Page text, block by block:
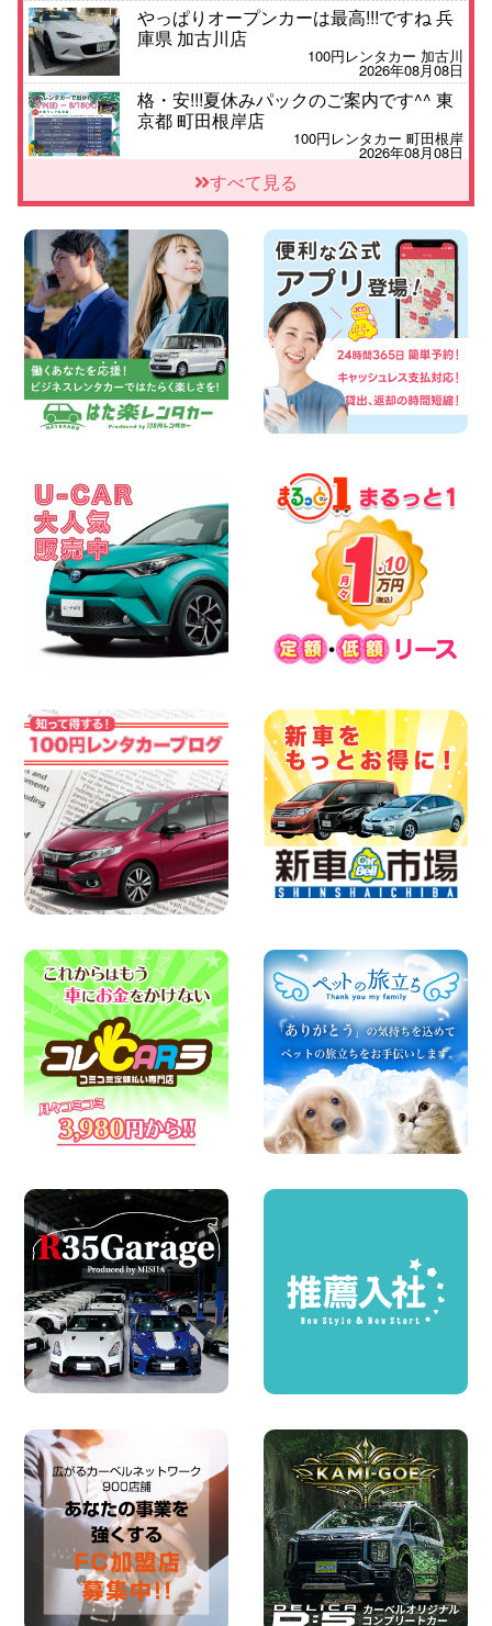
やっぱりオープンカーは最高!!!ですね 兵
庫県 加古川店
100円レンタカー 加古川
2026年08月08日
格・安!!!夏休みパックのご案内です^^ 東
京都 町田根岸店
100円レンタカー 町田根岸
2026年08月08日
「お得」お盆限定特別料金!! 兵庫県 神戸
西区枝吉店
2026年08月08日
お盆シーズン空きあり!!100円レンタカー
兵庫駅前店はミニバンも安い!! 兵庫県 兵
庫駅前店
100円レンタカー 兵庫駅前
2026年08月08日
人気の『 軽 トラック 』 ご予約はお早め
に♪ 広島県 ベイシティ宇品店
100円レンタカー ベイシティ宇品
2026年08月08日
100円レンタカー 四日市インター
2026年08月08日
横浜弥生台店限定!!夏季特別キャンペーン
のお知らせ!! 神奈川県 横浜弥生台店
100円レンタカー 横浜弥生台
2026年08月08日
2026三河安城店お盆休みご連絡 愛知県
三河安城店
100円レンタカー 三河安城
2026年08月08日
戸店
100円レンタカー 杉戸
2026年08月07日
佐渡でのドライブは安全第一!交通事故に
ご注意ください 新潟県 佐渡空港店
100円レンタカー 佐渡空港
2026年08月07日
楽しい佐渡旅行を守るために!安全運転の
お願い 新潟県 両津店
100円レンタカー 両津
日産セレナが新入荷!!中川かの里店!! 愛知
県 中川かの里店
100円レンタカー 中川かの里
2026年08月07日
☆ 夏休みクーポン登場!最大9,500円おト
ク! ☆ 鳥取県 鳥取青谷店
100円レンタカー 鳥取青谷
2026年08月07日
夏季休暇のお知らせ 東京都 墨田両国店
100円レンタカー 墨田両国
2026年08月07日
夏季休暇のお知らせ 東京都 墨田文花店
お盆も休まず営業します! 神奈川県 横浜
旭南本宿町店
100円レンタカー 横浜旭南本宿町
2026年08月07日
すべて見る